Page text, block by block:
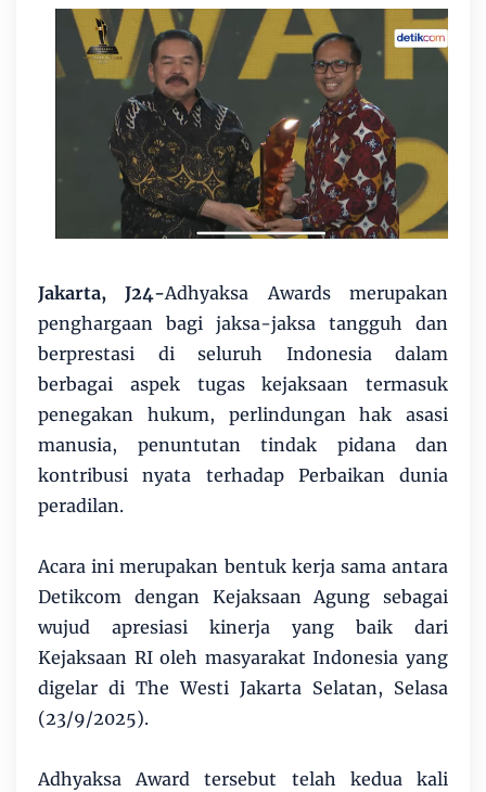
Jakarta, J24-Adhyaksa Awards merupakan
penghargaan bagi jaksa-jaksa tangguh dan
berprestasi di seluruh Indonesia dalam
berbagai aspek tugas kejaksaan termasuk
penegakan hukum, perlindungan hak asasi
manusia, penuntutan tindak pidana dan
kontribusi nyata terhadap Perbaikan dunia
peradilan.
Acara ini merupakan bentuk kerja sama antara
Detikcom dengan Kejaksaan Agung sebagai
wujud apresiasi kinerja yang baik dari
Kejaksaan RI oleh masyarakat Indonesia yang
digelar di The Westi Jakarta Selatan, Selasa
(23/9/2025).
Adhyaksa Award tersebut telah kedua kali